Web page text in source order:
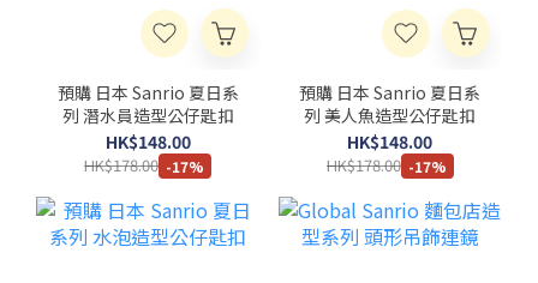
預購 日本 Sanrio 夏日系
列 潛水員造型公仔匙扣
HK$148.00
HK$178.00 -17%
預購 日本 Sanrio 夏日系
列 美人魚造型公仔匙扣
HK$148.00
HK$178.00 -17%